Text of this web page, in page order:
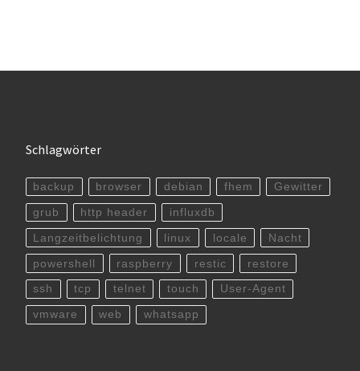
Schlagwörter
backup browser debian fhem Gewitter
grub http header influxdb
Langzeitbelichtung linux locale Nacht
powershell raspberry restic restore
ssh tcp telnet touch User-Agent
vmware web whatsapp